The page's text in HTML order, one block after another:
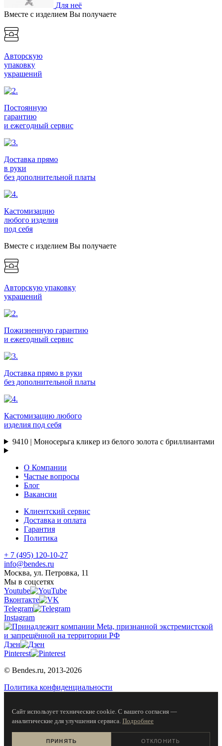
Для неё
Вместе с изделием Вы получаете
Авторскую
упаковку
украшений
Постоянную
гарантию
и ежегодный сервис
Доставка прямо
в руки
без дополнительной платы
Кастомизацию
любого изделия
под себя
Вместе с изделием Вы получаете
Авторскую упаковку
украшений
Пожизненную гарантию
и ежегодный сервис
Доставка прямо в руки
без дополнительной платы
Кастомизацию любого
изделия под себя
9410 | Моносерьга кликер из белого золота с бриллиантами
О Компании
Частые вопросы
Блог
Вакансии
Клиентский сервис
Доставка и оплата
Гарантия
Политика
+ 7 (495) 120-10-27
info@bendes.ru
Москва, ул. Петровка, 11
Мы в соцсетях
Youtube
Вконтакте
Telegram
Instagram
Дзен
Pinterest
© Bendes.ru, 2013-2026
Политика конфиденциальности
Сайт использует технические cookie. С вашего согласия —
аналитические для улучшения сервиса. Подробнее
ПРИНЯТЬ ОТКЛОНИТЬ